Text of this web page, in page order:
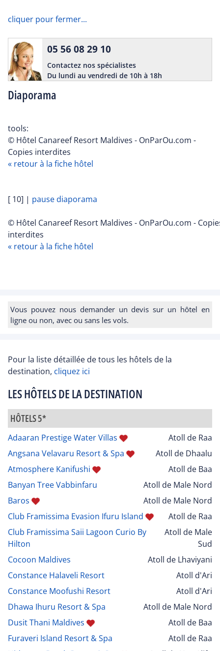
cliquer pour fermer...
Diaporama
05 56 08 29 10
Contactez nos spécialistes
Du lundi au vendredi de 10h à 18h
tools:
© Hôtel Canareef Resort Maldives - OnParOu.com -
Copies interdites
« retour à la fiche hôtel
[ 10] | pause diaporama
© Hôtel Canareef Resort Maldives - OnParOu.com -
interdites
« retour à la fiche hôtel
Vous pouvez nous demander un devis sur un hôtel en
ligne ou non, avec ou sans les vols.
Pour la liste détaillée de tous les hôtels de la
destination, cliquez ici
LES HÔTELS DE LA DESTINATION
HÔTELS 5*
Adaaran Prestige Water Villas
Atoll de Raa
Angsana Velavaru Resort & Spa
Atoll de Dhaalu
Atmosphere Kanifushi
Atoll de Baa
Banyan Tree Vabbinfaru
Atoll de Male Nord
Baros
Atoll de Male Nord
Club Framissima Evasion Ifuru Island
Atoll de Raa
Club Framissima Saii Lagoon Curio By
Hilton
Atoll de Male
Sud
Cocoon Maldives
Atoll de Lhaviyani
Constance Halaveli Resort
Atoll d'Ari
Constance Moofushi Resort
Atoll d'Ari
Dhawa Ihuru Resort & Spa
Atoll de Male Nord
Dusit Thani Maldives
Atoll de Baa
Furaveri Island Resort & Spa
Atoll de Raa